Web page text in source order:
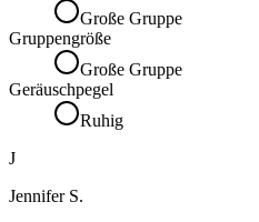
Große Gruppe
Gruppengröße
Große Gruppe
Geräuschpegel
Ruhig
J
Jennifer S.